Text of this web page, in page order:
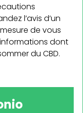
l’avis d’un
de vous
dont
du CBD.